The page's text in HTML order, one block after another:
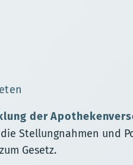
der
Stellungnahmen und
Gesetz.